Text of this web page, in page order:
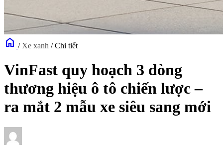
home / Xe xanh / Chi tiết
VinFast quy hoạch 3 dòng
thương hiệu ô tô chiến lược –
ra mắt 2 mẫu xe siêu sang mới